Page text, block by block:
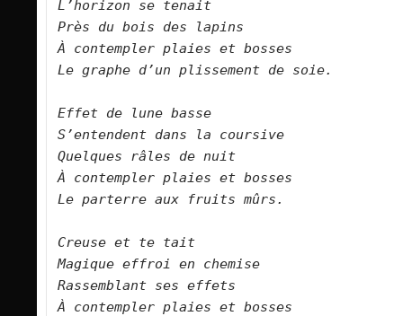
L’horizon se tenait
Près du bois des lapins
À contempler plaies et bosses
Le graphe d’un plissement de soie.
Effet de lune basse
S’entendent dans la coursive
Quelques râles de nuit
À contempler plaies et bosses
Le parterre aux fruits mûrs.
Creuse et te tait
Magique effroi en chemise
Rassemblant ses effets
À contempler plaies et bosses